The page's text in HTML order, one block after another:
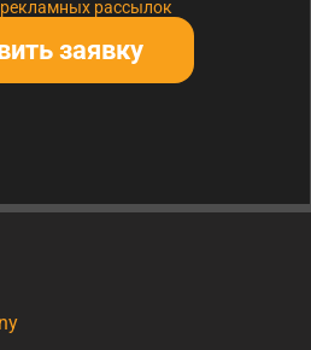
рассылок
заявку